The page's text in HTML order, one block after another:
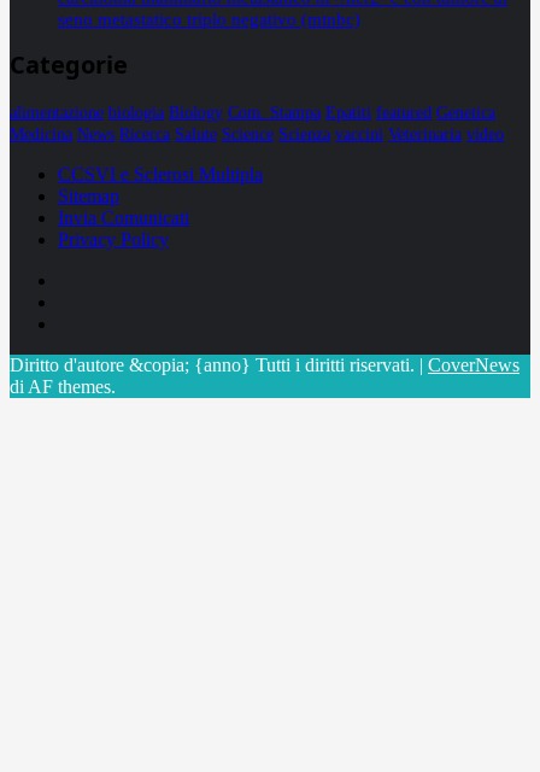
seno metastatico triplo negativo (mtnbc)
Categorie
alimentazione biologia Biology Com. Stampa Epatiti featured Genetica
Medicina News Ricerca Salute Science Scienza vaccini Veterinaria video
CCSVI e Sclerosi Multipla
Sitemap
Invia Comunicati
Privacy Policy
Diritto d'autore &copia; {anno} Tutti i diritti riservati. | CoverNews
di AF themes.